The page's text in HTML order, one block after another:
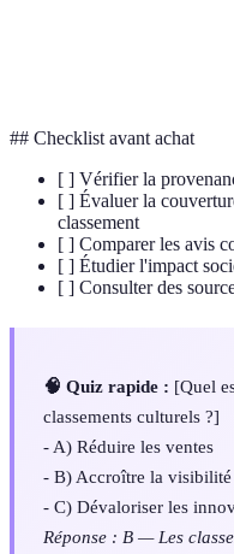
## Checklist avant achat
[ ] Vérifier la
[ ] Évaluer la
classement
[ ] Comparer les avis
[ ] Étudier l'impact
[ ] Consulter des
🧠 Quiz rapide : [Quel
classements culturels ?]
- A) Réduire les ventes
- B) Accroître la visibilité
- C) Dévaloriser les
Réponse : B — Les